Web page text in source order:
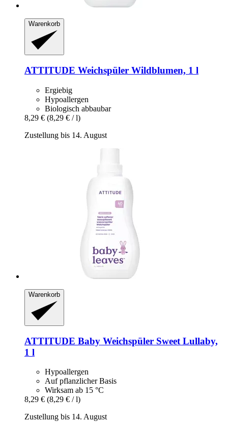
Warenkorb
ATTITUDE Weichspüler Wildblumen, 1 l
Ergiebig
Hypoallergen
Biologisch abbaubar
8,29 € (8,29 € / l)
Zustellung bis 14. August
Warenkorb
ATTITUDE Baby Weichspüler Sweet Lullaby,
1 l
Hypoallergen
Auf pflanzlicher Basis
Wirksam ab 15 °C
8,29 € (8,29 € / l)
Zustellung bis 14. August